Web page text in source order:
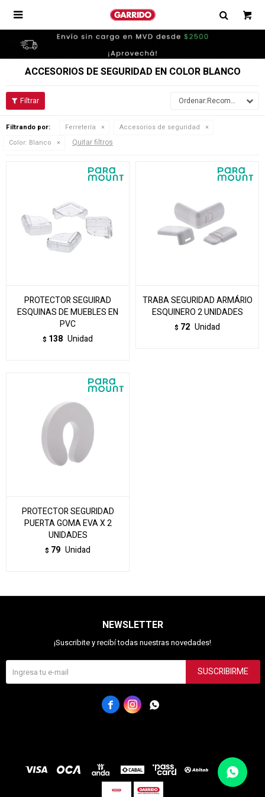

ACCESORIOS DE SEGURIDAD EN COLOR BLANCO
Recomendados
Filtrando por: Ferretería
Accesorios de seguridad
Color: Blanco Quitar filtros
PROTECTOR SEGUIRAD
ESQUINAS DE MUEBLES EN
PVC
$ 138 Unidad
TRABA SEGURIDAD ARMÁRIO
ESQUINERO 2 UNIDADES
$ 72 Unidad
PROTECTOR SEGURIDAD
PUERTA GOMA EVA X 2
UNIDADES
$ 79 Unidad
NEWSLETTER
¡Suscribite y recibí todas nuestras novedades!
SUSCRIBIRME
  